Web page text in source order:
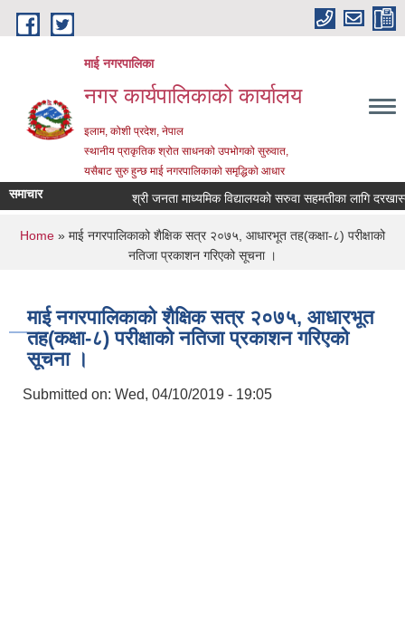
Skip to main content
माई नगरपालिका
नगर कार्यपालिकाको कार्यालय
इलाम, कोशी प्रदेश, नेपाल
स्थानीय प्राकृतिक श्रोत साधनको उपभोगको सुरुवात,
यसैबाट सुरु हुन्छ माई नगरपालिकाको समृद्धिको आधार
समाचार श्री जनता माध्यमिक विद्यालयको सरुवा सहमतीका लागि दरखास्त
You are here
Home » माई नगरपालिकाको शैक्षिक सत्र २०७५, आधारभूत तह(कक्षा-८) परीक्षाको
नतिजा प्रकाशन गरिएको सूचना ।
माई नगरपालिकाको शैक्षिक सत्र २०७५, आधारभूत
तह(कक्षा-८) परीक्षाको नतिजा प्रकाशन गरिएको
सूचना ।
Submitted on: Wed, 04/10/2019 - 19:05